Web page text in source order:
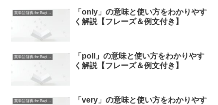
英単語辞典 for Beginners
「only」の意味と使い方をわかりやす
く解説【フレーズ＆例文付き】
英単語辞典 for Beginners
「poll」の意味と使い方をわかりやす
く解説【フレーズ＆例文付き】
英単語辞典 for Beginners
「very」の意味と使い方をわかりやす